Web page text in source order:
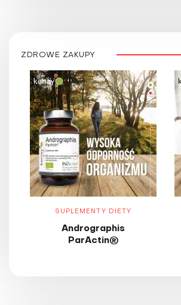
ZDROWE ZAKUPY
SUPLEMENTY DIETY
Andrographis
ParActin®